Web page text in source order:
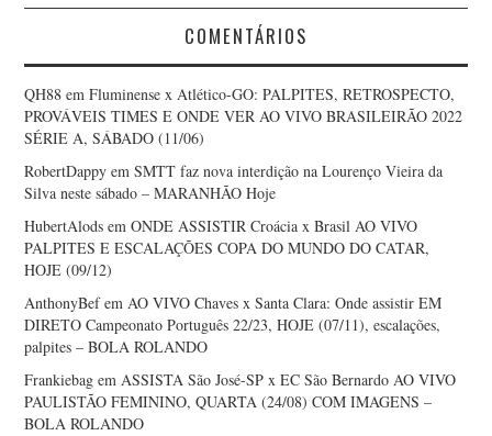
COMENTÁRIOS
QH88 emFluminense x Atlético-GO: PALPITES, RETROSPECTO,
PROVÁVEIS TIMES E ONDE VER AO VIVO BRASILEIRÃO 2022
SÉRIE A, SÁBADO (11/06)
RobertDappy emSMTT faz nova interdição na Lourenço Vieira da
Silva neste sábado – MARANHÃO Hoje
HubertAlods emONDE ASSISTIR Croácia x Brasil AO VIVO
PALPITES E ESCALAÇÕES COPA DO MUNDO DO CATAR,
HOJE (09/12)
AnthonyBefemAO VIVO Chaves x Santa Clara: Onde assistir EM
DIRETO Campeonato Português 22/23, HOJE (07/11), escalações,
palpites – BOLA ROLANDO
Frankiebag emASSISTA São José-SP x EC São Bernardo AO VIVO
PAULISTÃO FEMININO, QUARTA (24/08) COM IMAGENS –
BOLA ROLANDO